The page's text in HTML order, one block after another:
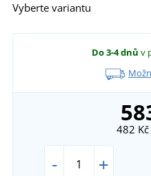
Vyberte variantu
Do 3-4 dnů v
482 Kč
- +